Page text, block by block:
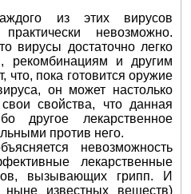
из этих вирусов
невозможно.
вирусы достаточно легко
рекомбинациям и другим
что, пока готовится оружие
он может настолько
свойства, что данная
другое лекарственное
против него.
невозможность
лекарственные
вызывающих грипп. И
известных веществ)